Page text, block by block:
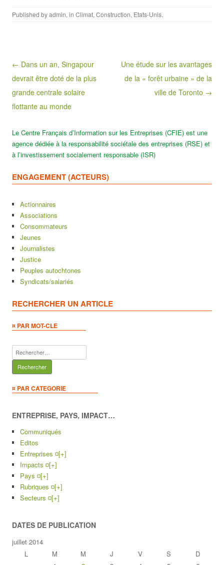
Published byadmin, in Climat, Construction, Etats-Unis.
Post navigation
← Dans un an, Singapour
devrait être doté de la plus
grande centrale solaire
flottante au monde
Une étude sur les avantages
de la « forêt urbaine » de la
ville de Toronto →
Le Centre Français d’Information sur les Entreprises (CFIE) est une
agence dédiée à la responsabilité sociétale des entreprises (RSE) et
à l’investissement socialement responsable (ISR)
ENGAGEMENT (ACTEURS)
Actionnaires
Associations
Consommateurs
Jeunes
Journalistes
Justice
Peuples autochtones
Syndicats/salariés
RECHERCHER UN ARTICLE
¤ PAR MOT-CLE
Rechercher :
¤ PAR CATEGORIE
ENTREPRISE, PAYS, IMPACT…
Communiqués
Editos
Entreprises ¤[+]
Impacts ¤[+]
Pays ¤[+]
Rubriques ¤[+]
Secteurs ¤[+]
DATES DE PUBLICATION
juillet 2014
L
M M J V S
D